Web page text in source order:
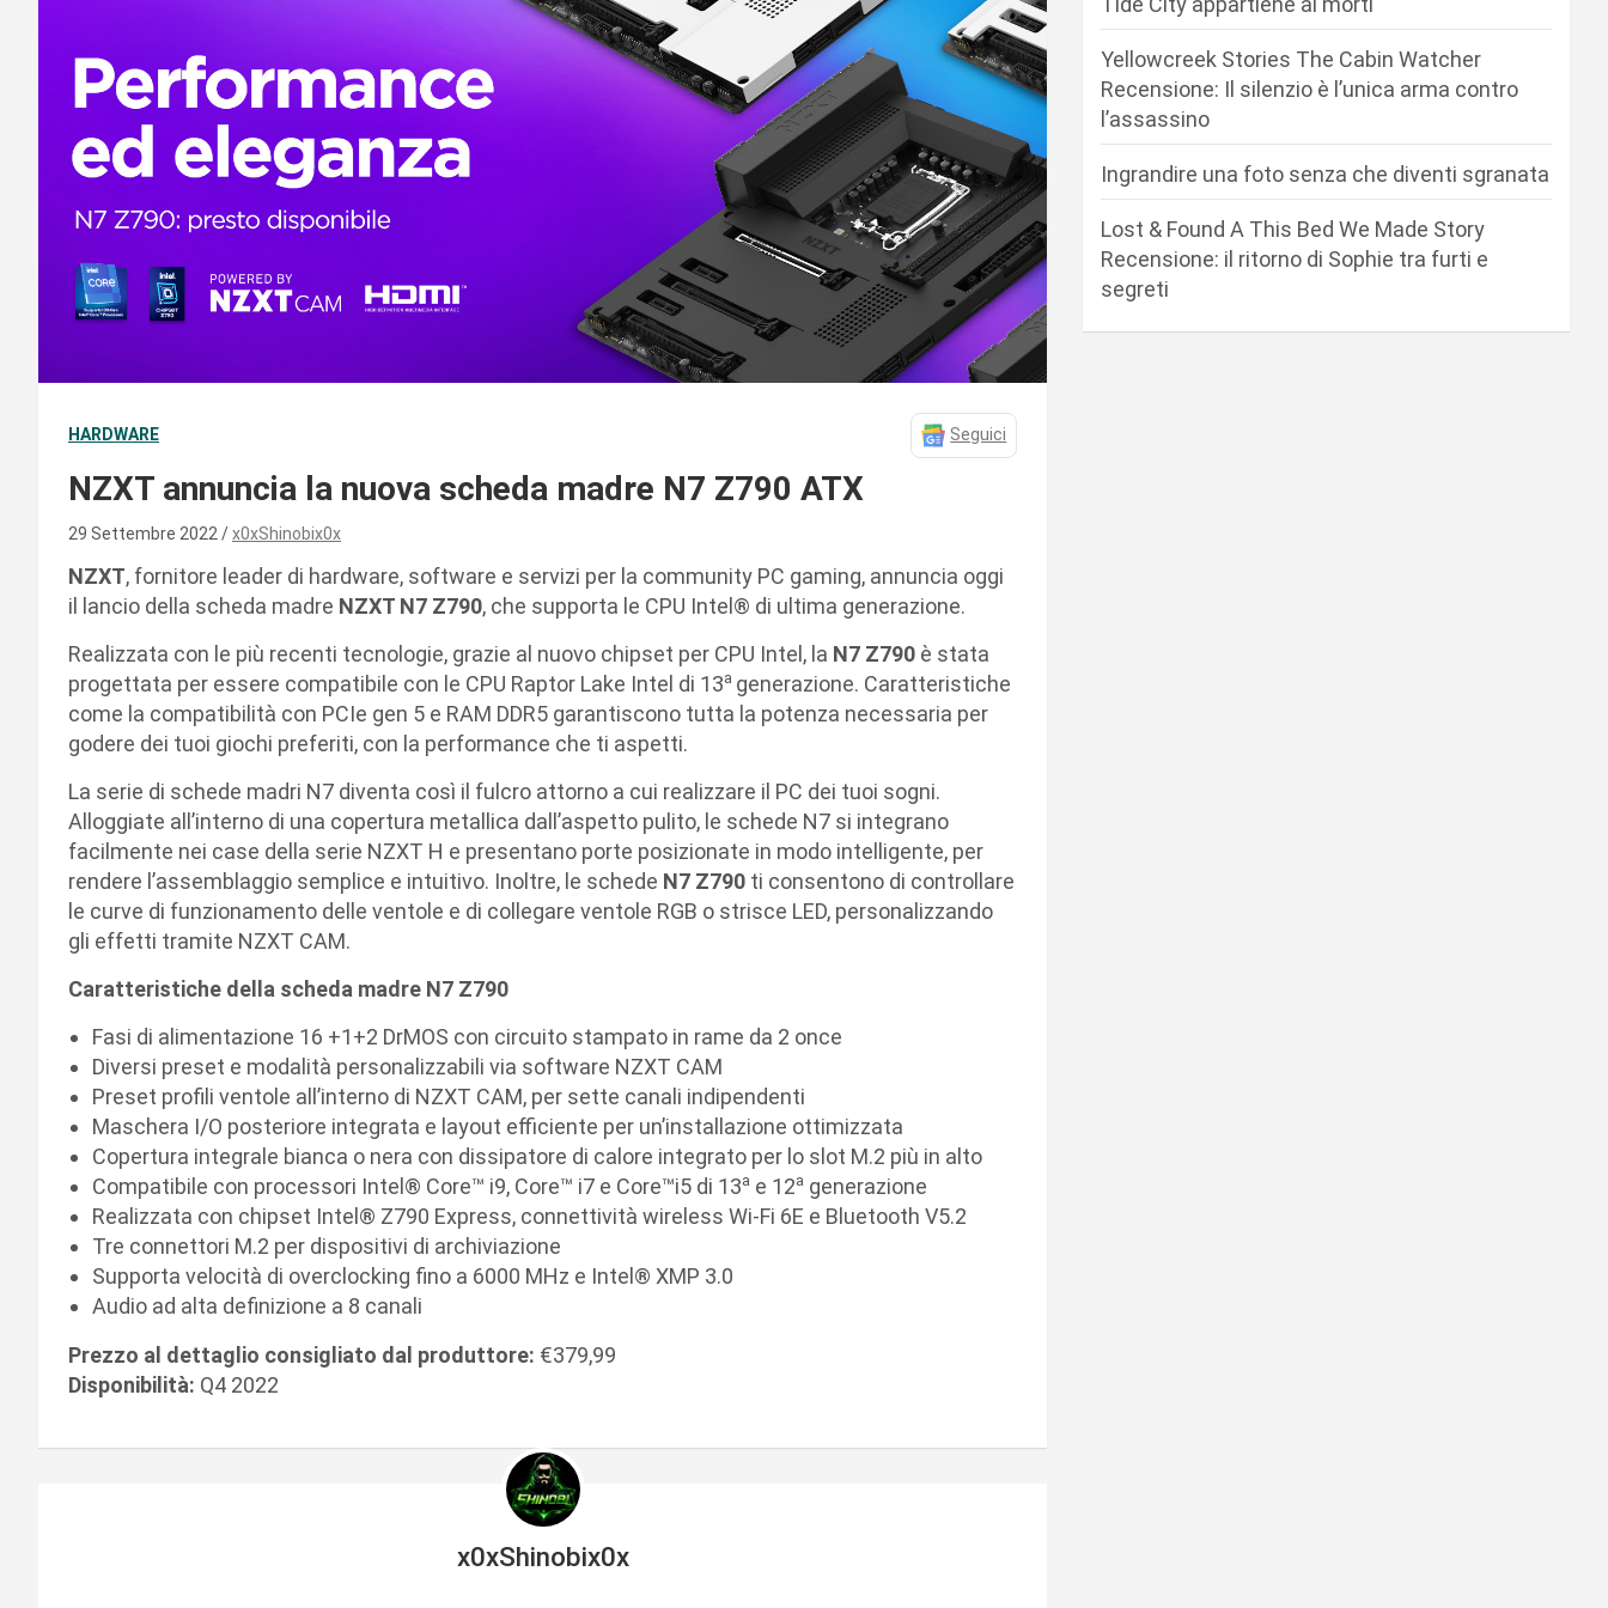
HARDWARE Seguici
NZXT annuncia la nuova scheda madre N7 Z790 ATX
29 Settembre 2022 x0xShinobix0x
NZXT, fornitore leader di hardware, software e servizi per la community PC gaming, annuncia oggi
il lancio della scheda madre NZXT N7 Z790, che supporta le CPU Intel® di ultima generazione.
Realizzata con le più recenti tecnologie, grazie al nuovo chipset per CPU Intel, la N7 Z790 è stata
progettata per essere compatibile con le CPU Raptor Lake Intel di 13a generazione. Caratteristiche
come la compatibilità con PCIe gen 5 e RAM DDR5 garantiscono tutta la potenza necessaria per
godere dei tuoi giochi preferiti, con la performance che ti aspetti.
La serie di schede madri N7 diventa così il fulcro attorno a cui realizzare il PC dei tuoi sogni.
Alloggiate all’interno di una copertura metallica dall’aspetto pulito, le schede N7 si integrano
facilmente nei case della serie NZXT H e presentano porte posizionate in modo intelligente, per
rendere l’assemblaggio semplice e intuitivo. Inoltre, le schede N7 Z790 ti consentono di controllare
le curve di funzionamento delle ventole e di collegare ventole RGB o strisce LED, personalizzando
gli effetti tramite NZXT CAM.
Caratteristiche della scheda madre N7 Z790
Fasi di alimentazione 16 +1+2 DrMOS con circuito stampato in rame da 2 once
Diversi preset e modalità personalizzabili via software NZXT CAM
Preset profili ventole all’interno di NZXT CAM, per sette canali indipendenti
Maschera I/O posteriore integrata e layout efficiente per un’installazione ottimizzata
Copertura integrale bianca o nera con dissipatore di calore integrato per lo slot M.2 più in alto
Compatibile con processori Intel® Core™ i9, Core™ i7 e Core™i5 di 13a e 12a generazione
Realizzata con chipset Intel® Z790 Express, connettività wireless Wi-Fi 6E e Bluetooth V5.2
Tre connettori M.2 per dispositivi di archiviazione
Supporta velocità di overclocking fino a 6000 MHz e Intel® XMP 3.0
Audio ad alta definizione a 8 canali
Prezzo al dettaglio consigliato dal produttore: €379,99
Disponibilità: Q4 2022
x0xShinobix0x
Yellowcreek Stories The Cabin Watcher
Recensione: Il silenzio è l’unica arma contro
l’assassino
Ingrandire una foto senza che diventi sgranata
Lost & Found A This Bed We Made Story
Recensione: il ritorno di Sophie tra furti e
segreti